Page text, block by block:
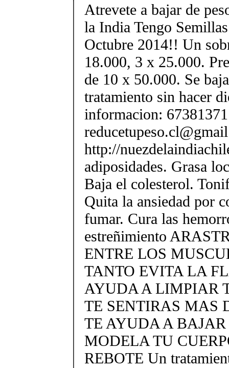
Atrevete a bajar de
la India Tengo
Octubre 2014!! Un
18.000, 3 x 25.000.
de 10 x 50.000. Se
tratamiento sin hacer
informacion:
http://
adiposidades. Grasa
Baja el colesterol.
Quita la ansiedad por
fumar. Cura las
estreñimiento
ENTRE LOS
TANTO EVITA LA
AYUDA A LIMPIAR
TE SENTIRAS MAS
TE AYUDA A
MODELA TU
REBOTE Un